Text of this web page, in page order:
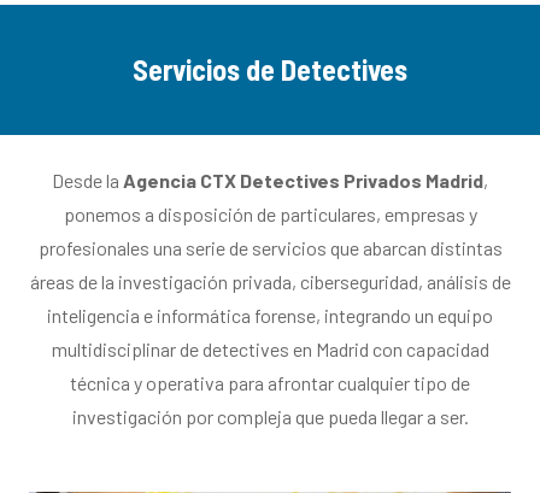
Servicios de Detectives
Desde la Agencia CTX Detectives Privados Madrid,
ponemos a disposición de particulares, empresas y
profesionales una serie de servicios que abarcan distintas
áreas de la investigación privada, ciberseguridad, análisis de
inteligencia e informática forense, integrando un equipo
multidisciplinar de detectives en Madrid con capacidad
técnica y operativa para afrontar cualquier tipo de
investigación por compleja que pueda llegar a ser.